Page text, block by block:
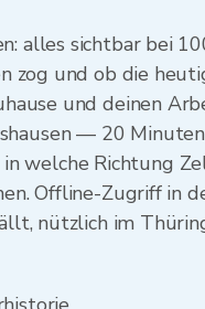
alles sichtbar bei
zog und ob die
und deinen
— 20
welche Richtung
Offline-Zugriff in
nützlich im